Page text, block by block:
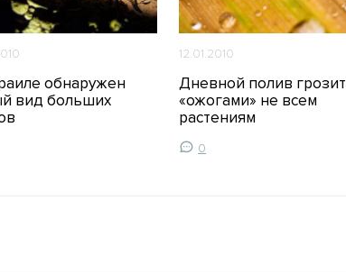
обнаружен
вид больших
12.01.2010
Дневной полив грозит
«ожогами» не всем
растениям
0